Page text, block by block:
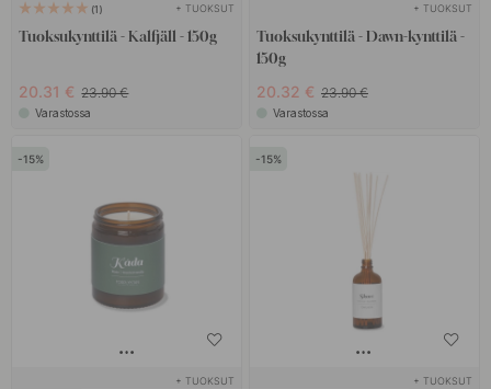
1 + TUOKSUT
Tuoksukynttilä - Kalfjäll - 150g
20.31 € 23.90 €
Varastossa
+ TUOKSUT
Tuoksukynttilä - Dawn-kynttilä -
150g
20.32 € 23.90 €
Varastossa
15
+ TUOKSUT
15
+ TUOKSUT